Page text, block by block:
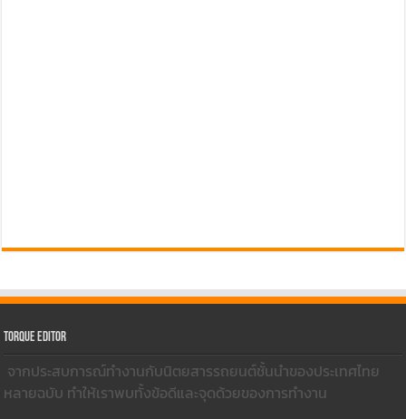
Torque Editor
จากประสบการณ์ทำงานกับนิตยสารรถยนต์ชั้นนำของประเทศไทย
หลายฉบับ ทำให้เราพบทั้งข้อดีและจุดด้วยของการทำงาน